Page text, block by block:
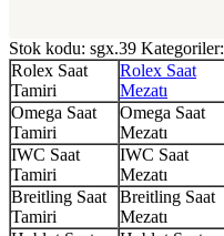
Stok kodu: sgx.39 Kategoriler:
Rolex Saat
Tamiri
Rolex Saat
Mezatı
Omega Saat
Tamiri
Omega Saat
Mezatı
IWC Saat
Tamiri
IWC Saat
Mezatı
Breitling Saat
Tamiri
Breitling Saat
Mezatı